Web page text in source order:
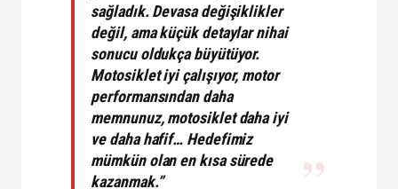
sağladık. Devasa değişiklikler
değil, ama küçük detaylar nihai
sonucu oldukça büyütüyor.
Motosiklet iyi çalışıyor, motor
performansından daha
memnunuz, motosiklet daha iyi
ve daha hafif… Hedefimiz
mümkün olan en kısa sürede
kazanmak.”